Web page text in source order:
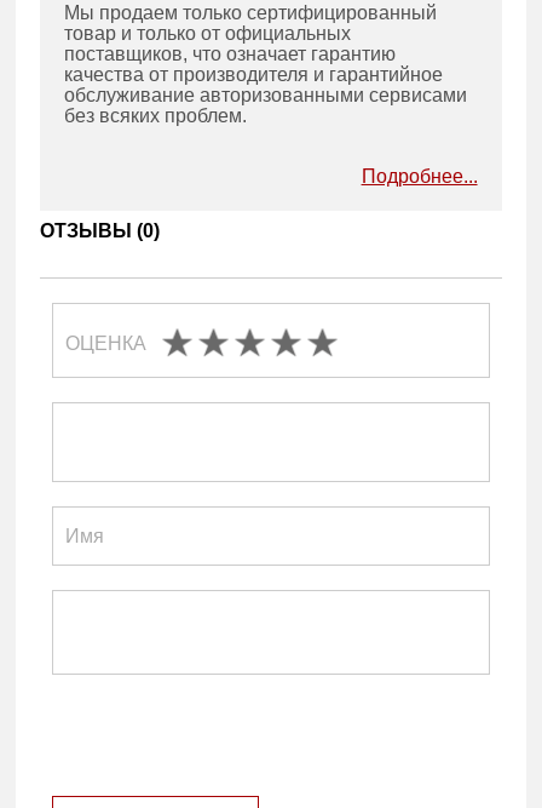
Мы продаем только сертифицированный
товар и только от официальных
поставщиков, что означает гарантию
качества от производителя и гарантийное
обслуживание авторизованными сервисами
без всяких проблем.
Подробнее...
ОТЗЫВЫ (0)
ОЦЕНКА